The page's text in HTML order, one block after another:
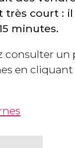
très court : il
minutes.
consulter un
en cliquant